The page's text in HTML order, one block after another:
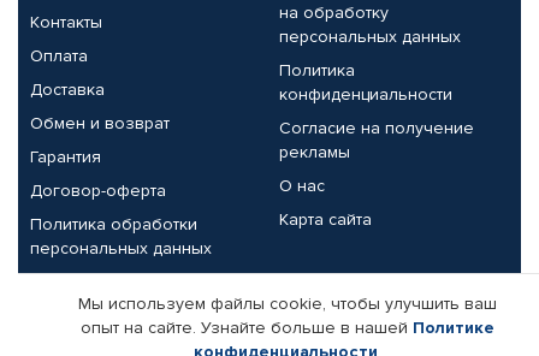
Контакты
Оплата
Доставка
Обмен и возврат
Гарантия
Договор-оферта
Политика обработки
персональных данных
на обработку
персональных данных
Политика
конфиденциальности
Согласие на получение
рекламы
О нас
Карта сайта
Партнерам
Корпоративным клиентам Реквизиты компании
Мы используем файлы cookie, чтобы улучшить ваш
опыт на сайте. Узнайте больше в нашей Политике
конфиденциальности